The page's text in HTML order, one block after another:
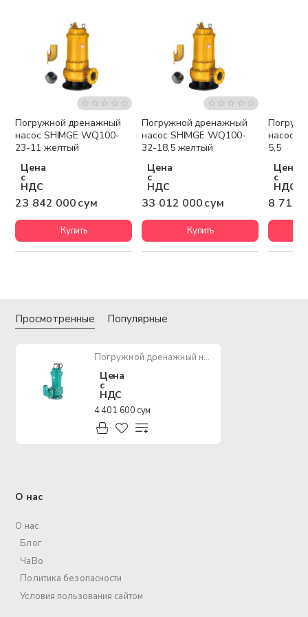
Бесплатная доставка
Погружной дренажный
насос SHIMGE WQ100-
23-11 желтый
Цена
с
НДС
23 842 000 сум
Купить
Бесплатная доставка
Погружной дренажный
насос SHIMGE WQ100-
32-18,5 желтый
Цена
с
НДС
33 012 000 сум
Купить
насос
5,5
Цена
с
НДС
8 711
Просмотренные Популярные
Погружной дренажный насос SHIMGE WQ25-15-2,2
Цена
с
НДС
4 401 600 сум
О нас
О нас
Блог
ЧаВо
Политика безопасности
Условия пользования сайтом